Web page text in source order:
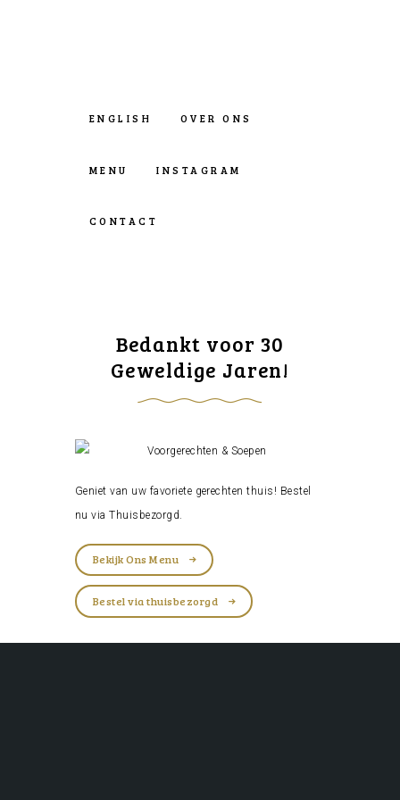
ENGLISH OVER ONS
MENU INSTAGRAM
CONTACT
Bedankt voor 30
Geweldige Jaren!
Geniet van uw favoriete gerechten thuis! Bestel
nu viaThuisbezorgd
Bekijk Ons Menu
Bestel via thuisbezorgd